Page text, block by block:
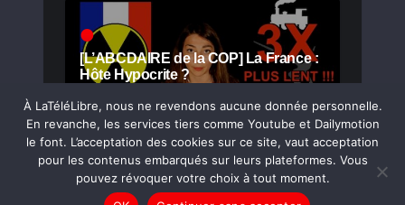
[L’ABCDAIRE de la COP] La France :
Hôte Hypocrite ?
À LaTéléLibre, nous ne revendons aucune donnée personnelle.
En revanche, les services tiers comme Youtube et Dailymotion
le font. L’acceptation des cookies sur ce site, vaut acceptation
pour les contenus embarqués sur leurs plateformes. Vous
pouvez révoquer votre choix à tout moment.